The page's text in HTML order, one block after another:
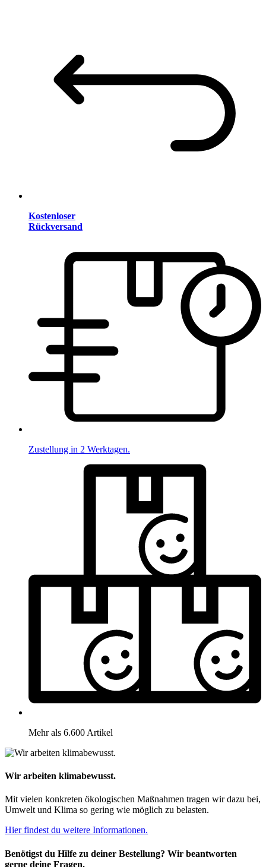
Kostenloser
Rückversand
Zustellung in 2 Werktagen.
Mehr als 6.600 Artikel
Wir arbeiten klimabewusst.
Mit vielen konkreten ökologischen Maßnahmen tragen wir dazu bei,
Umwelt und Klima so gering wie möglich zu belasten.
Hier findest du weitere Informationen.
Benötigst du Hilfe zu deiner Bestellung? Wir beantworten
gerne deine Fragen.